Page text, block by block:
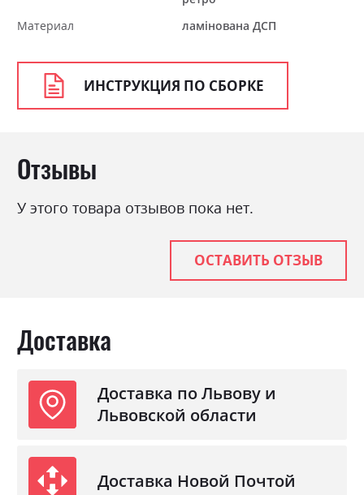
Материал
ламінована ДСП
ИНСТРУКЦИЯ ПО СБОРКЕ
Отзывы
У этого товара отзывов пока нет.
ОСТАВИТЬ ОТЗЫВ
Доставка
Доставка по Львову и
Львовской области
Доставка Новой Почтой